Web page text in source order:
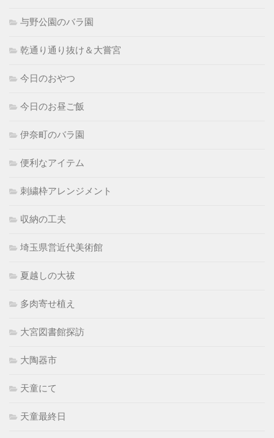
与野公園のバラ園
乾通り通り抜け＆大嘗宮
今日のおやつ
今日のお昼ご飯
伊奈町のバラ園
便利なアイテム
刺繍枠アレンジメント
収納の工夫
埼玉県営近代美術館
夏越しの大祓
多肉寄せ植え
大宮図書館探訪
大陶器市
天童にて
天童最終日